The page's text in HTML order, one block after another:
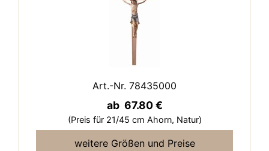
Art.-Nr. 78435000
ab 67.80 €
(Preis für 21/45 cm Ahorn, Natur)
weitere Größen und Preise